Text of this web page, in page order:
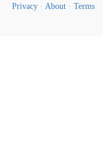
Privacy · About · Terms